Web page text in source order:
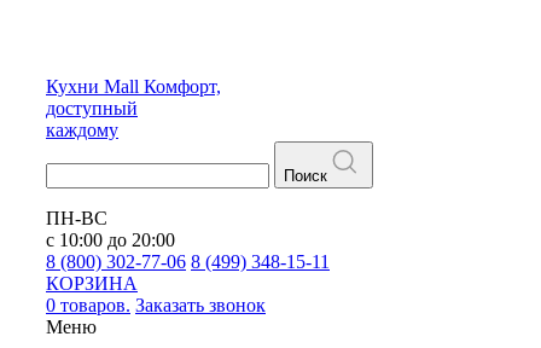
Кухни Mall Комфорт,
доступный
каждому
Поиск
ПН-ВС
с 10:00 до 20:00
8 (800) 302-77-06 8 (499) 348-15-11
КОРЗИНА
0 товаров. Заказать звонок
Меню